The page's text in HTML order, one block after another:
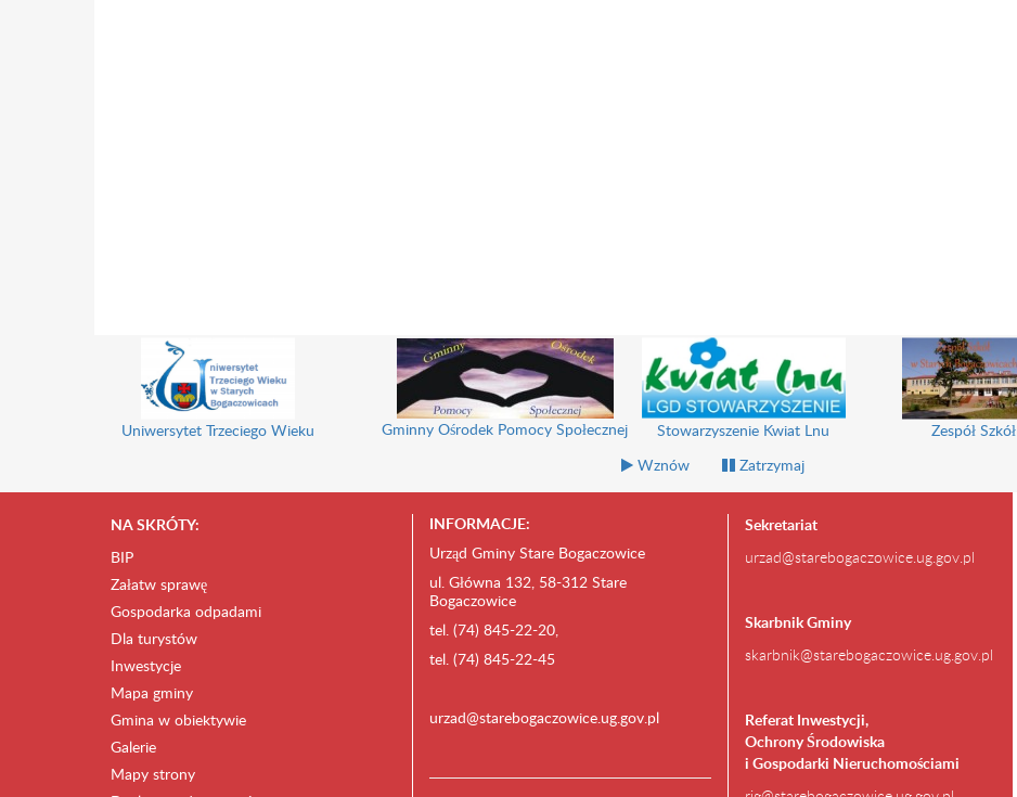
Uniwersytet Trzeciego Wieku Gminny Ośrodek Pomocy Społecznej Stowarzyszenie Kwiat Lnu Zespół Szkół
Wznów Zatrzymaj
NA SKRÓTY:
BIP
Załatw sprawę
Gospodarka odpadami
Dla turystów
Inwestycje
Mapa gminy
Gmina w obiektywie
Galerie
Mapy strony
INFORMACJE:
Urząd Gminy Stare Bogaczowice
ul. Główna 132, 58-312 Stare
Bogaczowice
tel. (74) 845-22-20,
tel. (74) 845-22-45
urzad@starebogaczowice.ug.gov.pl
Sekretariat
urzad@starebogaczowice.ug.gov.pl
Skarbnik Gminy
skarbnik@starebogaczowice.ug.gov.pl
Referat Inwestycji,
Ochrony Środowiska
i Gospodarki Nieruchomościami